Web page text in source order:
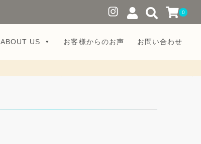
0
ABOUT US お客様からのお声 お問い合わせ